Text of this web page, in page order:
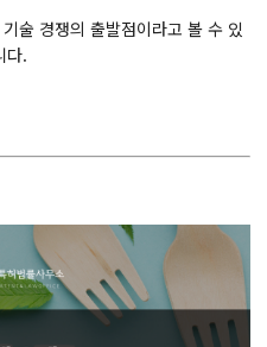
술 경쟁의 출발점이라고 볼 수 있
다.